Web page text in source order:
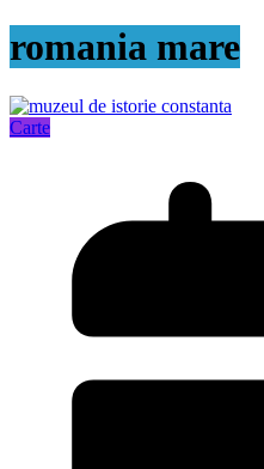
romania mare
Carte